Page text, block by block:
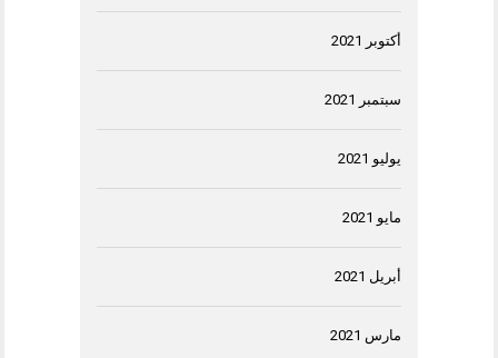
أكتوبر 2021
سبتمبر 2021
يوليو 2021
مايو 2021
أبريل 2021
مارس 2021